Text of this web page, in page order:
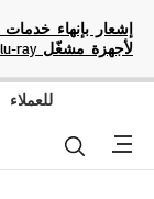
للعملاء
Menu بحث